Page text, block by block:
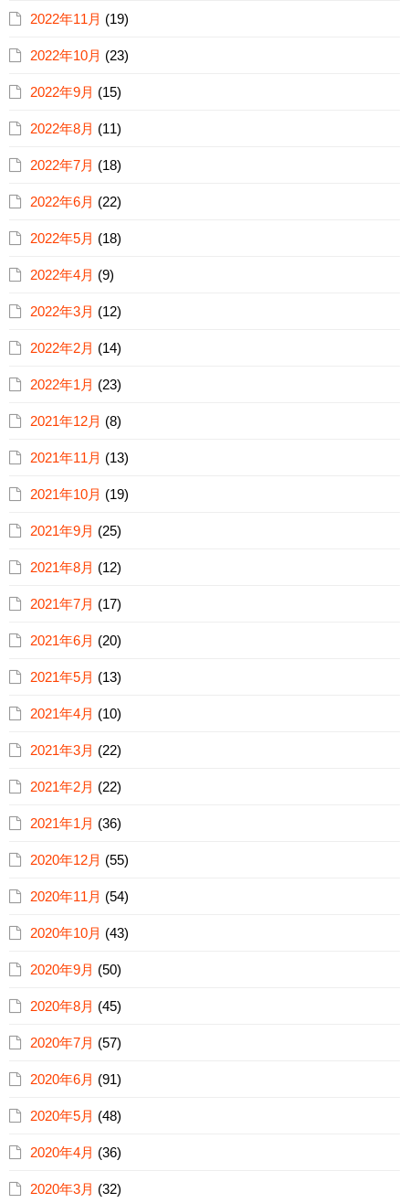
2022年11月 (19)
2022年10月 (23)
2022年9月 (15)
2022年8月 (11)
2022年7月 (18)
2022年6月 (22)
2022年5月 (18)
2022年4月 (9)
2022年3月 (12)
2022年2月 (14)
2022年1月 (23)
2021年12月 (8)
2021年11月 (13)
2021年10月 (19)
2021年9月 (25)
2021年8月 (12)
2021年7月 (17)
2021年6月 (20)
2021年5月 (13)
2021年4月 (10)
2021年3月 (22)
2021年2月 (22)
2021年1月 (36)
2020年12月 (55)
2020年11月 (54)
2020年10月 (43)
2020年9月 (50)
2020年8月 (45)
2020年7月 (57)
2020年6月 (91)
2020年5月 (48)
2020年4月 (36)
2020年3月 (32)